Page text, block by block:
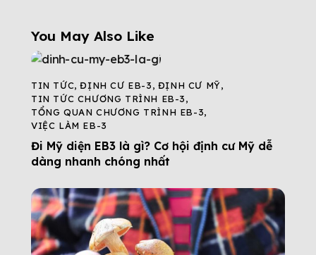
You May Also Like
TIN TỨC,ĐỊNH CƯ EB-3, ĐỊNH CƯ MỸ,
TIN TỨC CHƯƠNG TRÌNH EB-3,
TỔNG QUAN CHƯƠNG TRÌNH EB-3,
VIỆC LÀM EB-3
Đi Mỹ diện EB3 là gì? Cơ hội định cư Mỹ dễ
dàng nhanh chóng nhất